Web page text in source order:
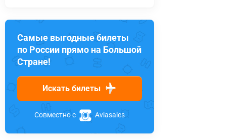
Самые выгодные билеты
по России прямо на Большой
Стране!
Искать билеты
Совместно с Aviasales